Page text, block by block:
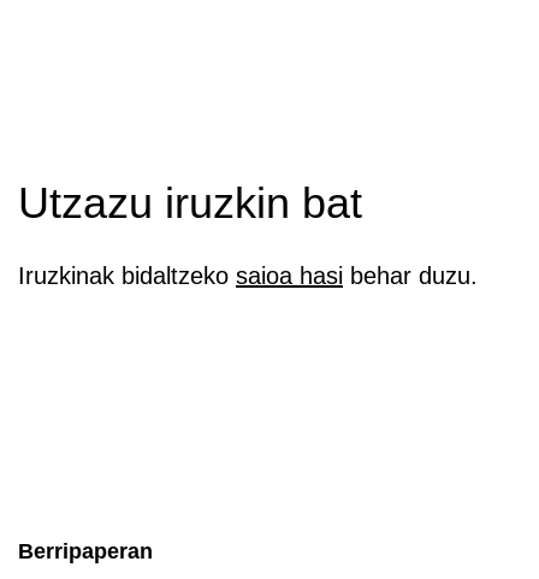
Utzazu iruzkin bat
Iruzkinak bidaltzeko saioa hasi behar duzu.
Berripaperan